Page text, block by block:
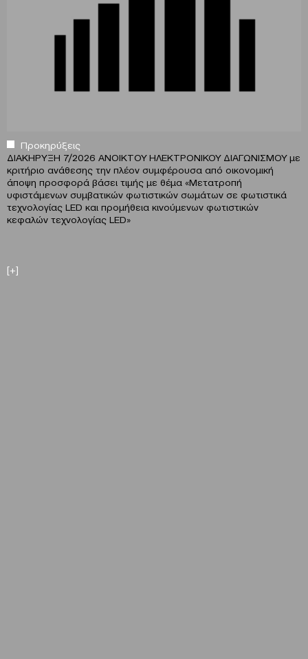
Προκηρύξεις
ΔΙΑΚΗΡΥΞΗ 7/2026 ΑΝΟΙΚΤΟΥ ΗΛΕΚΤΡΟΝΙΚΟΥ ΔΙΑΓΩΝΙΣΜΟΥ με
κριτήριο ανάθεσης την πλέον συμφέρουσα από οικονομική
άποψη προσφορά βάσει τιμής με θέμα «Μετατροπή
υφιστάμενων συμβατικών φωτιστικών σωμάτων σε φωτιστικά
τεχνολογίας LED και προμήθεια κινούμενων φωτιστικών
κεφαλών τεχνολογίας LED»
[+]